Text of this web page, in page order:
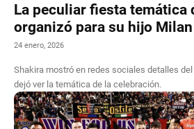
La peculiar fiesta temática
organizó para su hijo Milan
24 enero, 2026
Shakira mostró en redes sociales detalles
dejó ver la temática de la celebración.